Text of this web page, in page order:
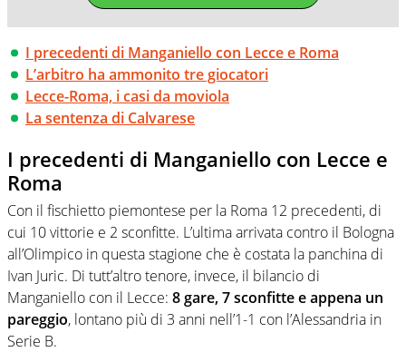
I precedenti di Manganiello con Lecce e Roma
L’arbitro ha ammonito tre giocatori
Lecce-Roma, i casi da moviola
La sentenza di Calvarese
I precedenti di Manganiello con Lecce e
Roma
Con il fischietto piemontese per la Roma 12 precedenti, di
cui 10 vittorie e 2 sconfitte. L’ultima arrivata contro il Bologna
all’Olimpico in questa stagione che è costata la panchina di
Ivan Juric. Di tutt’altro tenore, invece, il bilancio di
Manganiello con il Lecce: 8 gare, 7 sconfitte e appena un
pareggio, lontano più di 3 anni nell’1-1 con l’Alessandria in
Serie B.